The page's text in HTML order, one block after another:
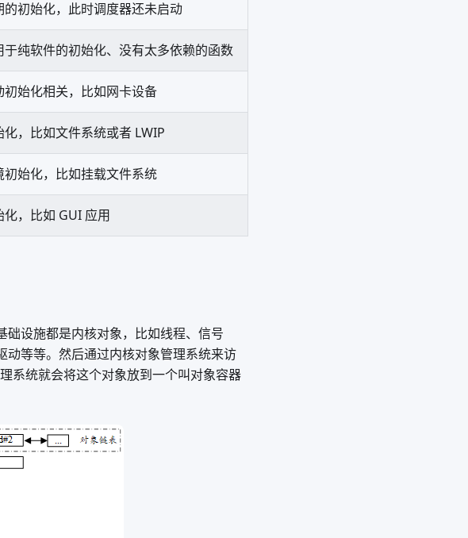
的初始化，此时调度器还未启动
于纯软件的初始化、没有太多依赖的函数
初始化相关，比如网卡设备
化，比如文件系统或者 LWIP
初始化，比如挂载文件系统
化，比如 GUI 应用
础设施都是内核对象，比如线程、信号
等等。然后通过内核对象管理系统来访
系统就会将这个对象放到一个叫对象容器